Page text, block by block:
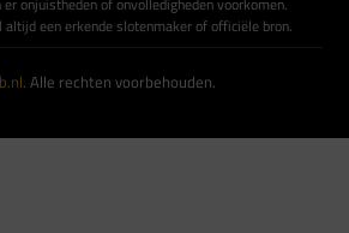
een erkende slotenmaker of officiële bron.
. Alle rechten voorbehouden.